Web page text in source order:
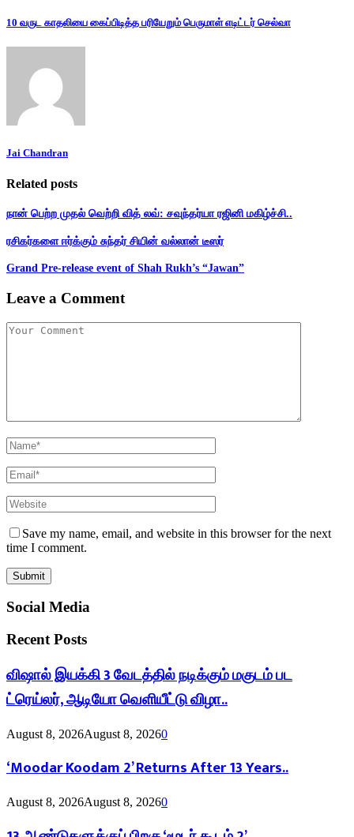
10 வருட காதலியை கைப்பிடித்த பரியேறும் பெருமாள் எடிட்டர் செல்வா
Jai Chandran
Related posts
நான் பெற்ற முதல் வெற்றி வித் லவ்: சவுந்தர்யா ரஜினி மகிழ்ச்சி..
ரசிகர்களை ஈர்க்கும் சுந்தர் சியின் வல்லான் டீஸர்
Grand Pre-release event of Shah Rukh’s “Jawan”
Leave a Comment
Save my name, email, and website in this browser for the next
time I comment.
Social Media
Recent Posts
விஷால் இயக்கி 3 வேடத்தில் நடிக்கும் மகுடம் பட
ட்ரெய்லர், ஆடியோ வெளியீட்டு விழா..
August 8, 2026August 8, 20260
‘Moodar Koodam 2’ Returns After 13 Years..
August 8, 2026August 8, 20260